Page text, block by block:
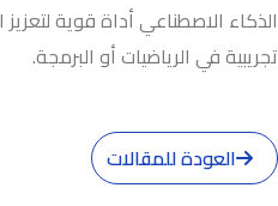
الذكاء الاصطناعي أداة قوية
تجريبية في الرياضيات أو البرمجة.
العودة للمقالات